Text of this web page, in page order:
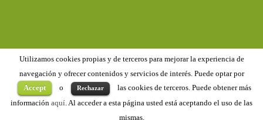
Utilizamos cookies propias y de terceros para mejorar la experiencia de
navegación y ofrecer contenidos y servicios de interés. Puede optar por
Accept
o Rechazar
las cookies de terceros. Puede obtener más
información aquí. Al acceder a esta página usted está aceptando el uso de las
mismas.
Copyright ©2020Benejúzar